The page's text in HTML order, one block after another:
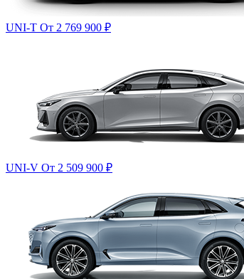
UNI-T От 2 769 900 ₽
UNI-V От 2 509 900 ₽